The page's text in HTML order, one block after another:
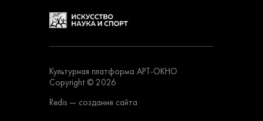
Культурная платформа АРТ-ОКНО
Copyright © 2026
Redis — создание сайта